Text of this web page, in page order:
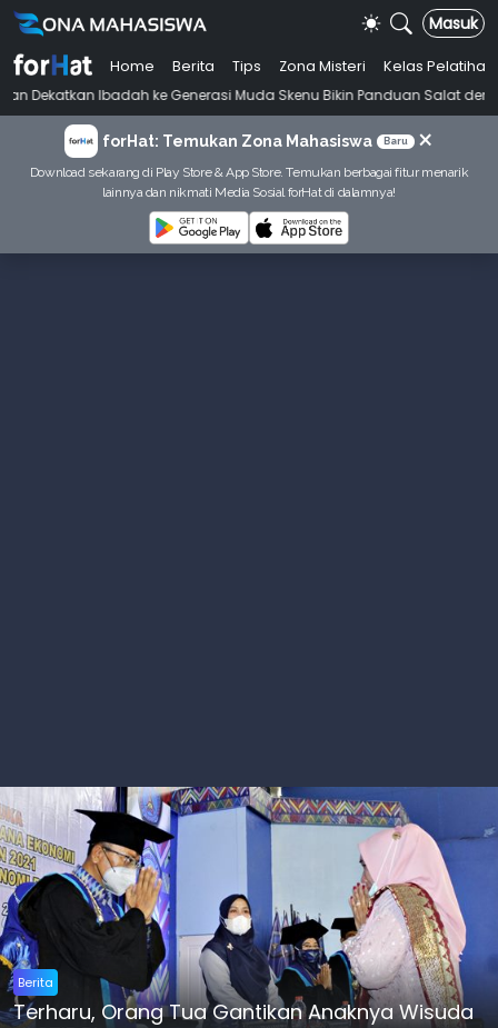
Masuk
Home Berita Tips Zona Misteri
Kelas Pelatihan
Ibadah ke Generasi Muda Skenu Bikin Panduan Salat dengan Gaya
forHat: Temukan Zona Mahasiswa Baru ×
Download sekarang di Play Store & App Store. Temukan berbagai fitur menarik
lainnya dan nikmati Media Sosial forHat di dalamnya!
Berita
Terharu, Orang Tua Gantikan Anaknya Wisuda